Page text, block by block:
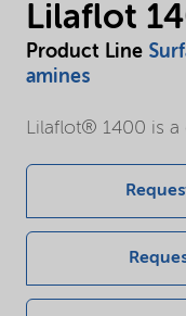
Lilaflot
Product Line
amines
Lilaflot® 1400 is